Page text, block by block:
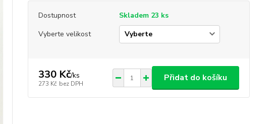
Dostupnost
Skladem 23 ks
Vyberte velikost
330 Kč/ks
273 Kč bez DPH
Přidat do košíku